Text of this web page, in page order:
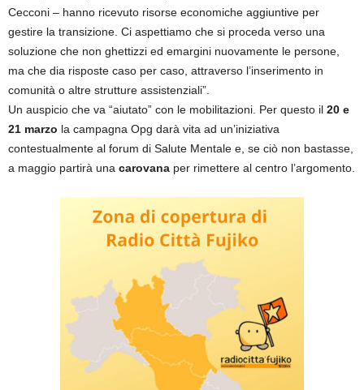
Cecconi – hanno ricevuto risorse economiche aggiuntive per
gestire la transizione. Ci aspettiamo che si proceda verso una
soluzione che non ghettizzi ed emargini nuovamente le persone,
ma che dia risposte caso per caso, attraverso l’inserimento in
comunità o altre strutture assistenziali”.
Un auspicio che va “aiutato” con le mobilitazioni. Per questo il 20 e
21 marzo la campagna Opg darà vita ad un’iniziativa
contestualmente al forum di Salute Mentale e, se ciò non bastasse,
a maggio partirà una carovana per rimettere al centro l’argomento.